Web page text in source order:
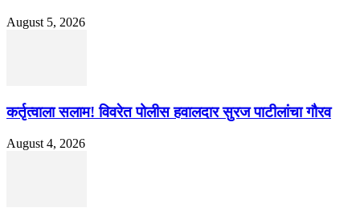
August 5, 2026
कर्तृत्वाला सलाम! विवरेत पोलीस हवालदार सुरज पाटीलांचा गौरव
August 4, 2026